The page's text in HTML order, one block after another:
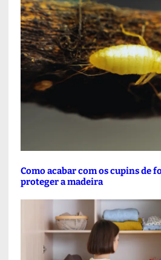
Como acabar com os cupins de
proteger a madeira